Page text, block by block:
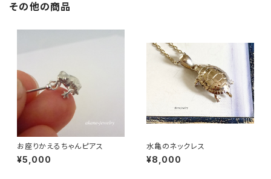
その他の商品
お座りかえるちゃんピアス
¥5,000
水亀のネックレス
¥8,000